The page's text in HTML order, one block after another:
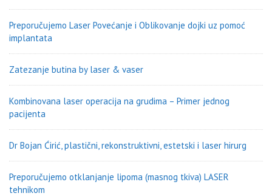
Preporučujemo Laser Povećanje i Oblikovanje dojki uz pomoć
implantata
Zatezanje butina by laser & vaser
Kombinovana laser operacija na grudima – Primer jednog
pacijenta
Dr Bojan Ćirić, plastični, rekonstruktivni, estetski i laser hirurg
Preporučujemo otklanjanje lipoma (masnog tkiva) LASER
tehnikom